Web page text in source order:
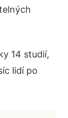
14 studií,
lidí po